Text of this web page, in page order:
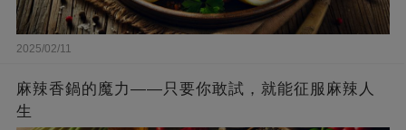
2025/02/11
麻辣香鍋的魔力——只要你敢試，就能征服麻辣人
生